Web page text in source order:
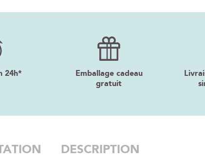
24h*
Emballage cadeau
gratuit
DESCRIPTION